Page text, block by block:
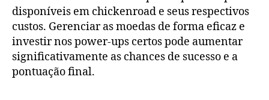
disponíveis em chickenroad e seus respectivos
custos. Gerenciar as moedas de forma eficaz e
investir nos power-ups certos pode aumentar
significativamente as chances de sucesso e a
pontuação final.